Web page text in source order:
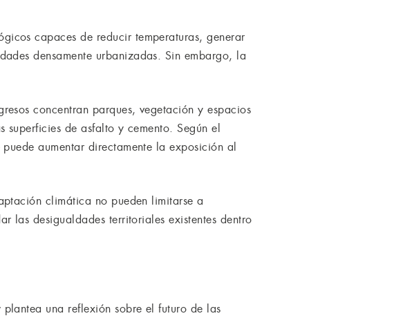
capaces de reducir temperaturas, generar
densamente urbanizadas. Sin embargo, la
concentran parques, vegetación y espacios
superficies de asfalto y cemento. Según el
aumentar directamente la exposición al
climática no pueden limitarse a
las desigualdades territoriales existentes dentro
una reflexión sobre el futuro de las